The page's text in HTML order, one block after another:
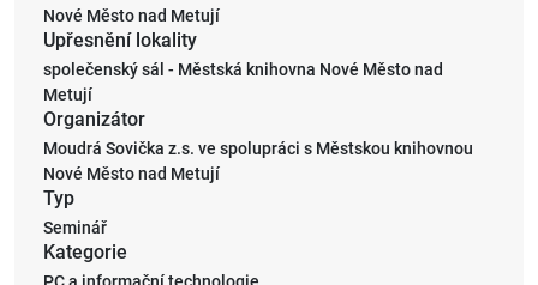
Nové Město nad Metují
Upřesnění lokality
společenský sál - Městská knihovna Nové Město nad
Metují
Organizátor
Moudrá Sovička z.s. ve spolupráci s Městskou knihovnou
Nové Město nad Metují
Typ
Seminář
Kategorie